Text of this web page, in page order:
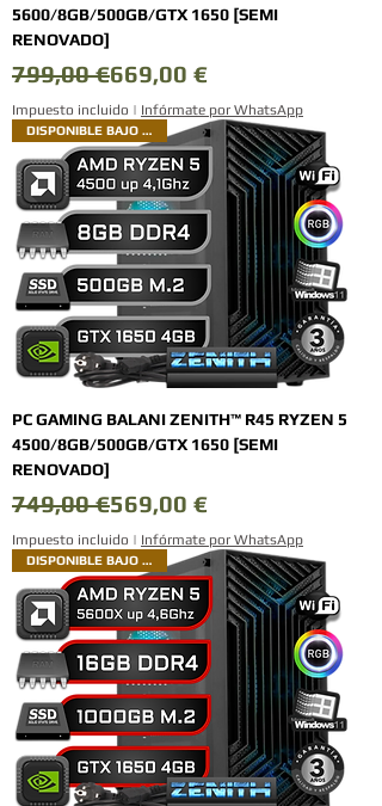
5600/8GB/500GB/GTX 1650 [SEMI
RENOVADO]
Precio
799,00 €
Precio de oferta
669,00 €
Impuesto incluido | Infórmate por WhatsApp
DISPONIBLE BAJO PEDIDO
PC GAMING BALANI ZENITH™ R45 RYZEN 5
4500/8GB/500GB/GTX 1650 [SEMI
RENOVADO]
Precio
749,00 €
Precio de oferta
569,00 €
Impuesto incluido | Infórmate por WhatsApp
DISPONIBLE BAJO PEDIDO